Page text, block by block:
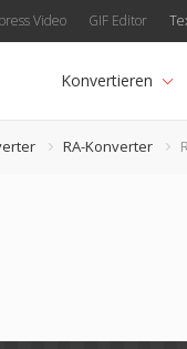
Video GIF Editor
Konvertieren
RA-Konverter